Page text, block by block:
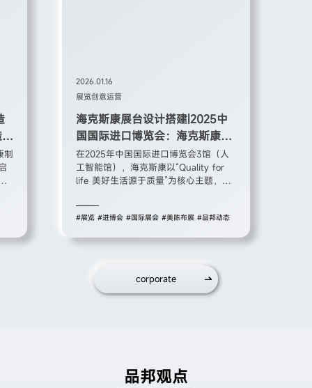
制
2026.01.16
展览创意运营
海克斯康展台设计搭建|2025中
国国际进口博览会：海克斯康
2025进博会展台以科技美学重构
产业未来
在2025年中国国际进口博览会3馆（人
工智能馆），海克斯康以“Quality for
life 美好生活源于质量”为核心主题，打
浸式展台。展台围绕“百年核心技术 扎
根中国”的战略定位，融合AI工业机器
场景化休闲体验，通过“技术+美学+本土
解决方案如何赋能中国产业升级，让“质
量”成为美好生活的底层支撑。
#展览 #进博会 #国际展会 #美陈布展 #品邦动态
corporate
品邦观点